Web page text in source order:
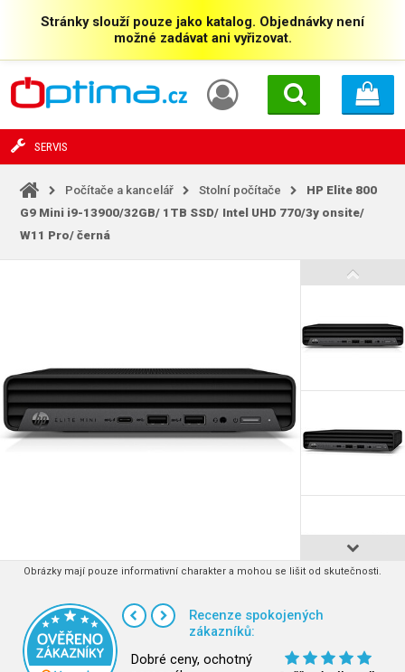
Stránky slouží pouze jako katalog. Objednávky není
možné zadávat ani vyřizovat.
SERVIS
Počítače a kancelář Stolní počítače
HP Elite 800
G9 Mini i9-13900/32GB/ 1TB SSD/ Intel UHD 770/3y onsite/
W11 Pro/ černá
Obrázky mají pouze informativní charakter a mohou se lišit od skutečnosti.
Recenze spokojených
zákazníků:
Dobré ceny, ochotný